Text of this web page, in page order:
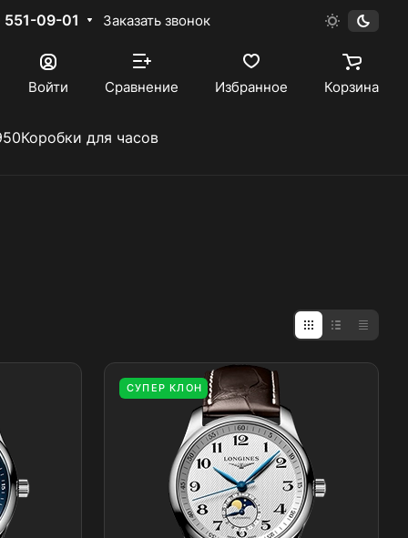
09-01 Заказать звонок
Войти Сравнение Избранное Корзина
Коробки для часов
СУПЕР КЛОН